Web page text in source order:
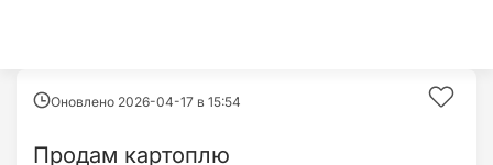
Оновлено 2026-04-17 в 15:54
Продам картоплю